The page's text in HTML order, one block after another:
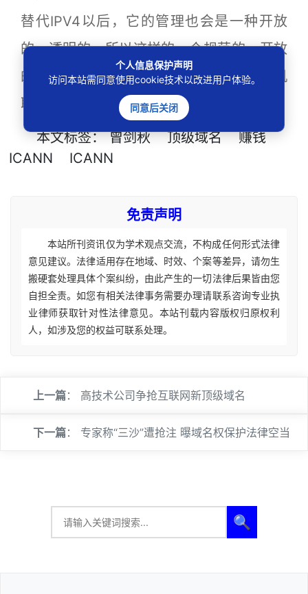
替代IPV4以后，它的管理也会是一种开放
的、透明的。所以这样的一个规范的、开放
的、透明的管理过程当中，那么要想去投机
取巧去赚钱，我认为难度就非常大。
本文标签：曾剑秋 顶级域名
赚钱
ICANN
ICANN
免责声明
本站所刊资讯仅为学术观点交流，不构成任何形式法律
意见建议。法律适用存在地域、时效、个案等差异，请勿生
搬硬套处理具体个案纠纷，由此产生的一切法律后果皆由您
自担全责。如您有相关法律事务需要办理请联系咨询专业执
业律师获取针对性法律意见。本站刊载内容版权归原权利
人，如涉及您的权益可联系处理。
上一篇： 高技术公司争抢互联网新顶级域名
下一篇： 专家称“三沙”遭抢注 曝域名权保护法律空当
🔍
个人信息保护声明
访问本站需同意使用cookie技术以改进用户体验。
同意后关闭